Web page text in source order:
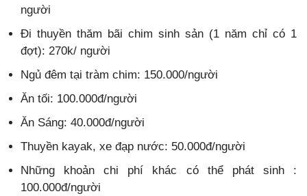
người
Đi thuyền thăm bãi chim sinh sản (1 năm chỉ có 1
đợt): 270k/ người
Ngủ đêm tại tràm chim: 150.000/người
Ăn tối: 100.000đ/người
Ăn Sáng: 40.000đ/người
Thuyền kayak, xe đạp nước: 50.000đ/người
Những khoản chi phí khác có thể phát sinh :
100.000đ/người